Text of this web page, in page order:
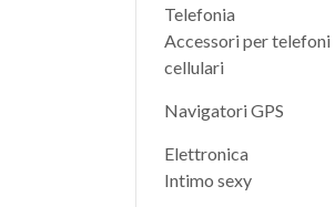
Telefonia
Accessori per telefoni
cellulari
Navigatori GPS
Elettronica
Intimo sexy